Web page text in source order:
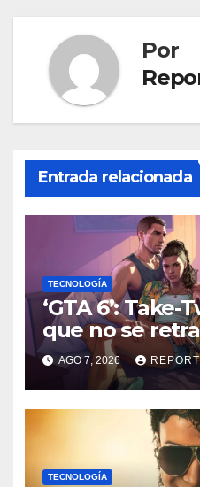
Por
Entrada relacionada
TECNOLOGÍA
‘GTA 6’:
que no se
y quiere que
confíes
AGO 7, 2026
TECNOLOGÍA